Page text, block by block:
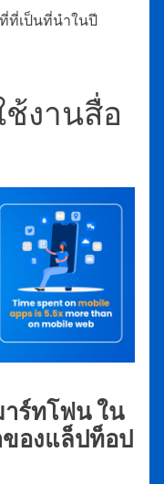
ที่เป็นที่นำในปี
ช้งานสื่อ
าร์ทโฟน ใน
องแล็ปท็อป